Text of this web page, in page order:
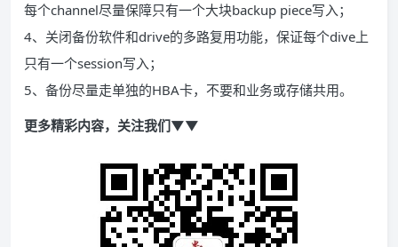
每个channel尽量保障只有一个大块backup piece写入；
4、关闭备份软件和drive的多路复用功能，保证每个dive上
只有一个session写入；
5、备份尽量走单独的HBA卡，不要和业务或存储共用。
更多精彩内容，关注我们▼▼